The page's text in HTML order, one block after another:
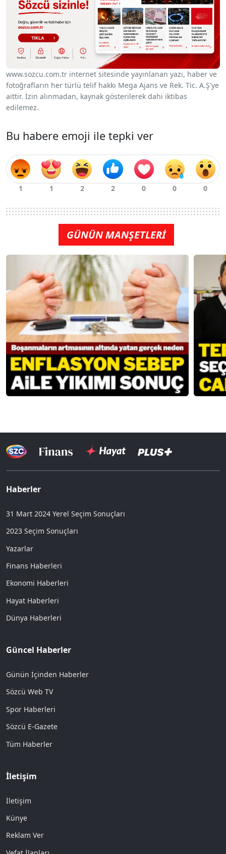
www.sozcu.com.tr internet sitesinde yayınlanan yazı, haber ve
fotoğrafların her türlü telif hakkı Mega Ajans ve Rek. Tic. A.Ş'ye
aittir. İzin alınmadan, kaynak gösterilerek dahi iktibas
edilemez.
Bu habere emoji ile tepki ver
GÜNÜN MANŞETLERİ
Haberler
31 Mart 2024 Yerel Seçim Sonuçları
2023 Seçim Sonuçları
Yazarlar
Finans Haberleri
Ekonomi Haberleri
Hayat Haberleri
Dünya Haberleri
Güncel Haberler
Günün İçinden Haberler
Sözcü Web TV
Spor Haberleri
Sözcü E-Gazete
Tüm Haberler
İletişim
İletişim
Künye
Reklam Ver